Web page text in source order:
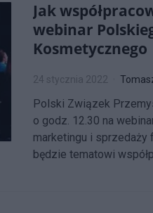
Jak
webinar
Kosmetycznego
24 stycznia 2022
Polski Związek
o godz. 12.30 na
marketingu i sprzedaży
będzie tematowi